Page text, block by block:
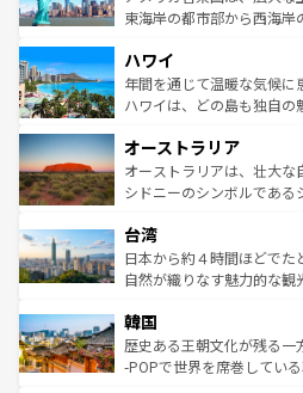
ことができる。国民の所得
ば市内交通費無料で観光を楽し
着のスイス情報はコンテン
東海岸の都市部から西海岸
のような巨大都市は、観光
ンメントが詰まった刺激的
西部には大自然が広がり
部のニューオーリンズでは
文化が魅力。旅行者はアメ
しみながら、その多様性と
ならではの贅沢な旅のスタイルだ。 なお、新
情報はコンテンツ一覧を参
ハワイ
年間を通じて温暖な気候に
ハワイは、どの島も独自の
ワイ島は見逃せない。また
島だが、静かな自然を求め
おすすめ。エメラルドグリ
れるおもてなしの心で訪れ
人々、おいしいローカル
ク、伝統的なフラダンスな
ワイを、存分に味わってほしい。 なお、新着の
はコンテンツ一覧を参照し
オーストラリア
オーストラリアは、壮大な
シドニーのシンボルである
リアリーフや大陸中央部に
ク）、タスマニアの美しい
ど、見どころがたくさん。
いる。アクティビティも充
ビング、ハイキングなど、
い。オーストラリアの多彩
台湾
日本から約４時間ほどでた
自然が織りなす魅力的な観
ン）、静ひつな山岳地帯で
と山間の静けさが共存し
驚きをもたらしてくれる。
韓国
歴史ある王朝文化が残る
-POPで世界を席巻してい